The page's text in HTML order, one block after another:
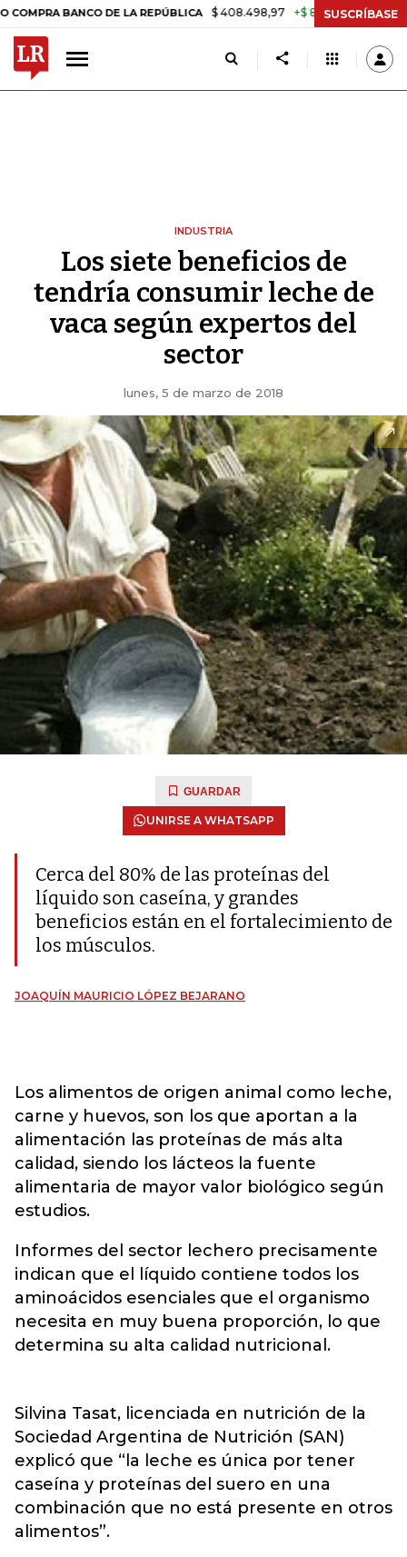
BANCO DE LA REPÚBLICA $ 408.498,97 +$ 8.753,81 +2,19%
SUSCRÍBASE
INDUSTRIA
Los siete beneficios de
tendría consumir leche de
vaca según expertos del
sector
lunes, 5 de marzo de 2018
GUARDAR
UNIRSE A WHATSAPP
Cerca del 80% de las proteínas del
líquido son caseína, y grandes
beneficios están en el fortalecimiento de
los músculos.
JOAQUÍN MAURICIO LÓPEZ BEJARANO
Los alimentos de origen animal como leche,
carne y huevos, son los que aportan a la
alimentación las proteínas de más alta
calidad, siendo los lácteos la fuente
alimentaria de mayor valor biológico según
estudios.
Informes del sector lechero precisamente
indican que el líquido contiene todos los
aminoácidos esenciales que el organismo
necesita en muy buena proporción, lo que
determina su alta calidad nutricional.
Silvina Tasat, licenciada en nutrición de la
Sociedad Argentina de Nutrición (SAN)
explicó que “la leche es única por tener
caseína y proteínas del suero en una
combinación que no está presente en otros
alimentos”.